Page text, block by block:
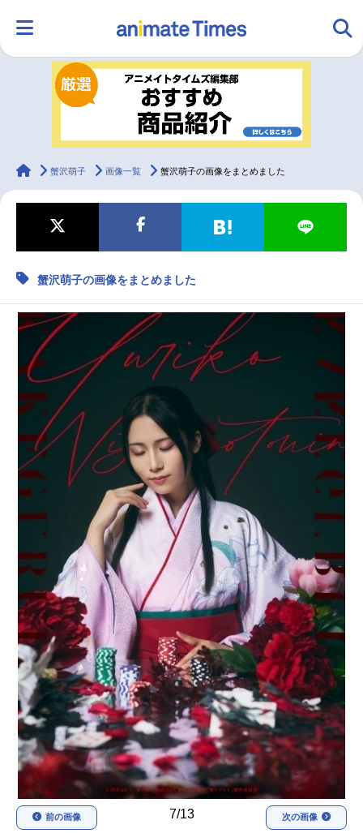
ランキング アニメ
ラジオ みんなの声
マンガ・ラノベ ゲーム・アプリ 音楽 コスプレ
2.5次元 配信・Vtuber
最新記事一覧
アニメ記事一覧 声優記事一覧
アニメ映画一覧
今期アニメ曜日別一覧
春アニメ 夏アニメ
秋アニメ 冬アニメ
男性声優/女性声優一覧
FOLLOW US
animateTimes
蟹沢萌子 画像一覧 蟹沢萌子の画像をまとめました
蟹沢萌子の画像をまとめました
7/13
前の画像 次の画像